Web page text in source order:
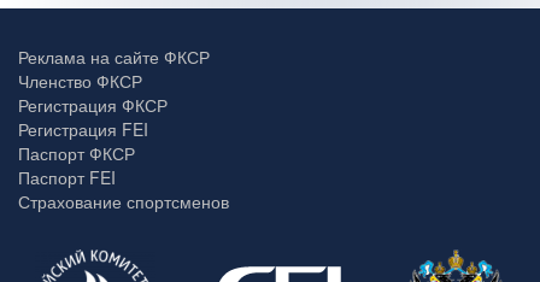
Реклама на сайте ФКСР
Членство ФКСР
Регистрация ФКСР
Регистрация FEI
Паспорт ФКСР
Паспорт FEI
Страхование спортсменов